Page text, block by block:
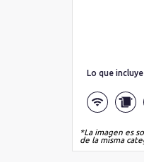
Lo que
*La imagen es
de la misma